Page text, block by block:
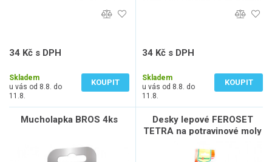
34 Kč s DPH
Skladem
u vás od 8.8. do
11.8.
KOUPIT
34 Kč s DPH
Skladem
u vás od 8.8. do
11.8.
KOUPIT
Mucholapka BROS 4ks
Desky lepové FEROSET
TETRA na potravinové moly